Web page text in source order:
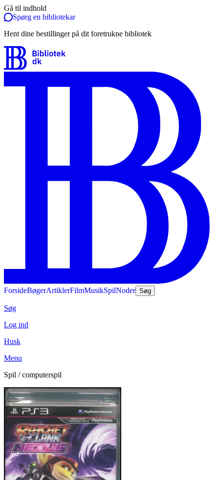
Gå til indhold
Spørg en bibliotekar
Hent dine bestillinger på dit foretrukne bibliotek
ForsideBøgerArtiklerFilmMusikSpilNoder Søg
Søg
Log ind
Husk
Menu
Spil / computerspil